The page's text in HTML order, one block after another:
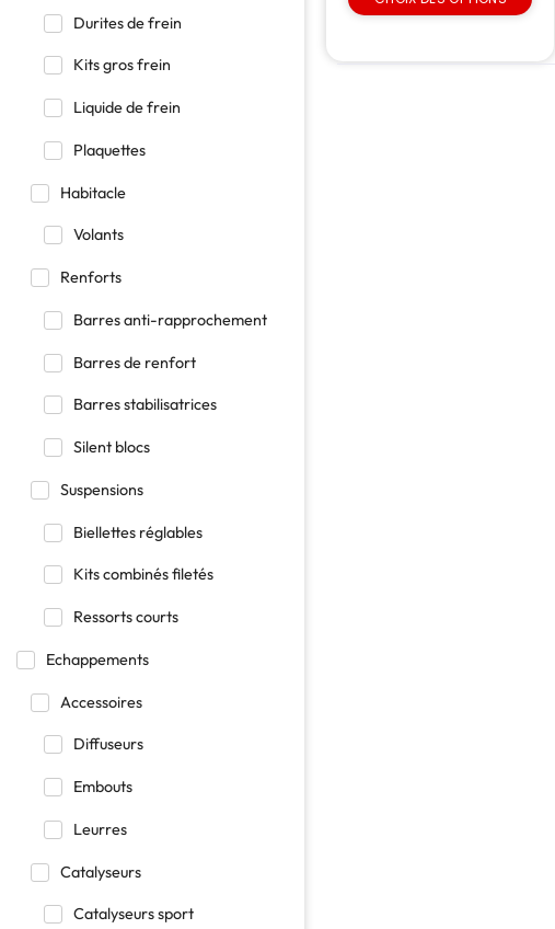
Durites de frein
Kits gros frein
Liquide de frein
Plaquettes
Habitacle
Volants
Renforts
Barres anti-rapprochement
Barres de renfort
Barres stabilisatrices
Silent blocs
Suspensions
Biellettes réglables
Kits combinés filetés
Ressorts courts
Echappements
Accessoires
Diffuseurs
Embouts
Leurres
Catalyseurs
Catalyseurs sport